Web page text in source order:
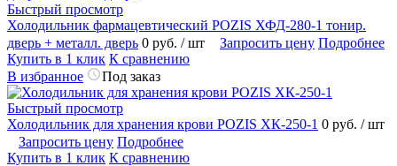
Быстрый просмотр
Холодильник фармацевтический POZIS ХФД-280-1 тонир.
дверь + металл. дверь 0 руб. / шт Запросить цену Подробнее
Купить в 1 клик К сравнению
В избранное
Под заказ
Быстрый просмотр
Холодильник для хранения крови POZIS ХК-250-1 0 руб. / шт
Запросить цену Подробнее
Купить в 1 клик К сравнению